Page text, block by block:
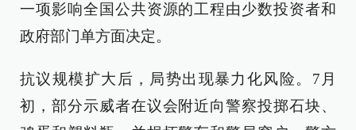
一项影响全国公共资源的工程由少数投资者和
政府部门单方面决定。
抗议规模扩大后，局势出现暴力化风险。7月
初，部分示威者在议会附近向警察投掷石块、